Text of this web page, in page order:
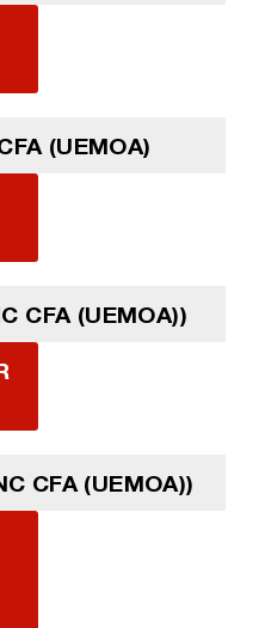
(UEMOA)
CFA (UEMOA))
CFA (UEMOA))